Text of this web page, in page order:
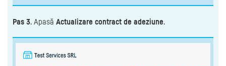
Pas 3. Apasă Actualizare contract de adeziune.